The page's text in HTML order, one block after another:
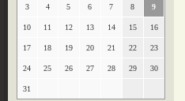
3 4 5 6 7 8 9
10 11 12 13 14 15 16
17 18 19 20 21 22 23
24 25 26 27 28 29 30
31